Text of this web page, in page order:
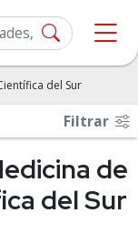
del Sur
Filtrar
de
del Sur